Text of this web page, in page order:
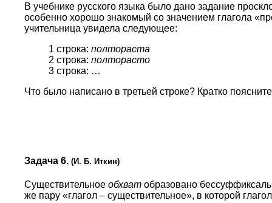
В учебнике русского языка было дано задание
особенно хорошо знакомый со значением глагола
учительница увидела следующее:
1 строка: полтораста
2 строка: полторасто
3 строка: …
Что было написано в третьей строке? Кратко
Задача 6. (И. Б. Иткин)
Существительное обхват образовано
же пару «глагол – существительное», в которой